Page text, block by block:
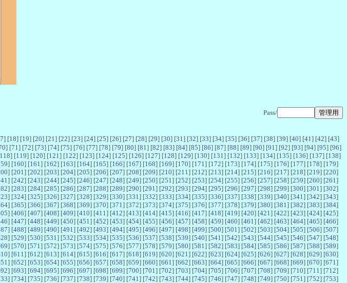
Pass/
] [18] [19] [20] [21 ] [22] [23] [24] [25] [26] [27] [28] [29] [30] [31 ] [32] [33] [34] [35] [36] [37] [38] [39] [40] [41 ] [42] [43]
] [71 ] [72] [73] [74] [75] [76] [77] [78] [79] [80] [81 ] [82] [83] [84] [85] [86] [87] [88] [89] [90] [91 ] [92] [93] [94] [95] [96]
118] [119] [120] [121 ] [122] [123] [124] [125] [126] [127] [128] [129] [130] [131 ] [132] [133] [134] [135] [136] [137] [138]
] [160] [161 ] [162] [163] [164] [165] [166] [167] [168] [169] [170] [171 ] [172] [173] [174] [175] [176] [177] [178] [179]
] [201 ] [202] [203] [204] [205] [206] [207] [208] [209] [210] [211 ] [212] [213] [214] [215] [216] [217] [218] [219] [220]
] [242] [243] [244] [245] [246] [247] [248] [249] [250] [251 ] [252] [253] [254] [255] [256] [257] [258] [259] [260] [261 ]
] [283] [284] [285] [286] [287] [288] [289] [290] [291 ] [292] [293] [294] [295] [296] [297] [298] [299] [300] [301 ] [302]
] [324] [325] [326] [327] [328] [329] [330] [331 ] [332] [333] [334] [335] [336] [337] [338] [339] [340] [341 ] [342] [343]
] [365] [366] [367] [368] [369] [370] [371 ] [372] [373] [374] [375] [376] [377] [378] [379] [380] [381 ] [382] [383] [384]
] [406] [407] [408] [409] [410] [411 ] [412] [413] [414] [415] [416] [417] [418] [419] [420] [421 ] [422] [423] [424] [425]
] [447] [448] [449] [450] [451 ] [452] [453] [454] [455] [456] [457] [458] [459] [460] [461 ] [462] [463] [464] [465] [466]
] [488] [489] [490] [491 ] [492] [493] [494] [495] [496] [497] [498] [499] [500] [501 ] [502] [503] [504] [505] [506] [507]
] [529] [530] [531 ] [532] [533] [534] [535] [536] [537] [538] [539] [540] [541 ] [542] [543] [544] [545] [546] [547] [548]
] [570] [571 ] [572] [573] [574] [575] [576] [577] [578] [579] [580] [581 ] [582] [583] [584] [585] [586] [587] [588] [589]
] [611 ] [612] [613] [614] [615] [616] [617] [618] [619] [620] [621 ] [622] [623] [624] [625] [626] [627] [628] [629] [630]
] [652] [653] [654] [655] [656] [657] [658] [659] [660] [661 ] [662] [663] [664] [665] [666] [667] [668] [669] [670] [671 ]
] [693] [694] [695] [696] [697] [698] [699] [700] [701 ] [702] [703] [704] [705] [706] [707] [708] [709] [710] [711 ] [712]
] [734] [735] [736] [737] [738] [739] [740] [741 ] [742] [743] [744] [745] [746] [747] [748] [749] [750] [751 ] [752] [753]